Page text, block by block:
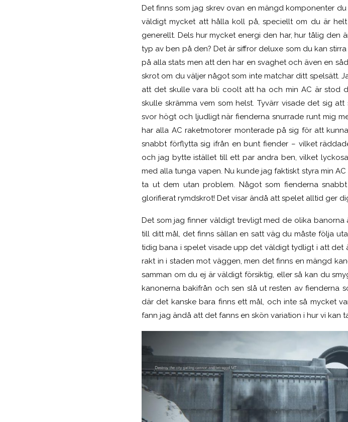
Det finns som jag skrev ovan en mängd komponenter
väldigt mycket att hålla koll på, speciellt om du är
generellt. Dels hur mycket energi den har, hur tålig den
typ av ben på den? Det är siffror deluxe som du kan
på alla stats men att den har en svaghet och även en
skrot om du väljer något som inte matchar ditt spelsätt.
att det skulle vara bli coolt att ha och min AC är stod
skulle skrämma vem som helst. Tyvärr visade det sig
svor högt och ljudligt när fienderna snurrade runt mig
har alla AC raketmotorer monterade på sig för att
snabbt förflytta sig ifrån en bunt fiender – vilket
och jag bytte istället till ett par andra ben, vilket
med alla tunga vapen. Nu kunde jag faktiskt styra min
ta ut dem utan problem. Något som fienderna
glorifierat rymdskrot! Det visar ändå att spelet alltid ger
Det som jag finner väldigt trevligt med de olika
till ditt mål, det finns sällan en satt väg du måste följa
tidig bana i spelet visade upp det väldigt tydligt i att det
rakt in i staden mot väggen, men det finns en mängd
samman om du ej är väldigt försiktig, eller så kan du
kanonerna bakifrån och sen slå ut resten av fienderna
där det kanske bara finns ett mål, och inte så mycket
fann jag ändå att det fanns en skön variation i hur vi kan